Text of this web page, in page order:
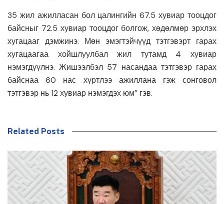
35 жил ажилласан бол цалингийн 67.5 хувиар тооцдог
байсныг 72.5 хувиар тооцдог болгож, хөдөлмөр эрхлэх
хугацааг дэмжинэ. Мөн эмэгтэйчүүд тэтгэвэрт гарах
хугацаагаа хойшлуулбал жил тутамд 4 хувиар
нэмэгдүүлнэ. Жишээлбэл 57 насандаа тэтгэвэр гарах
байснаа 60 нас хүртлээ ажиллана гэж сонговол
тэтгэвэр нь 12 хувиар нэмэгдэх юм” гэв.
Related Posts